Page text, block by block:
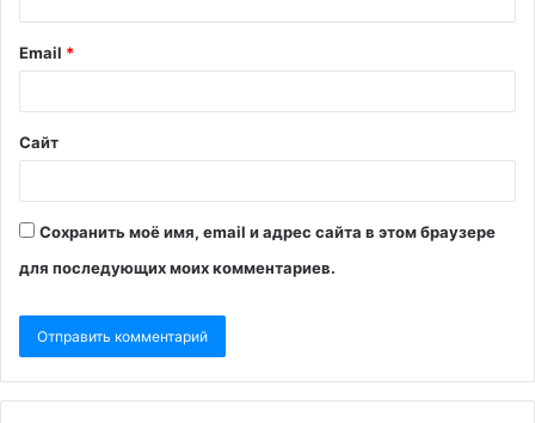
Email *
Сайт
Сохранить моё имя, email и адрес сайта в этом браузере
для последующих моих комментариев.